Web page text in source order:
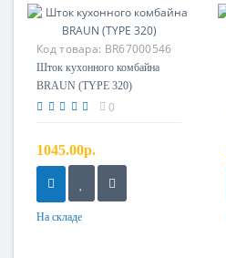
Код товара: BR67000546
Шток кухонного комбайна
BRAUN (TYPE 320)
0
1045.00р.
На складе